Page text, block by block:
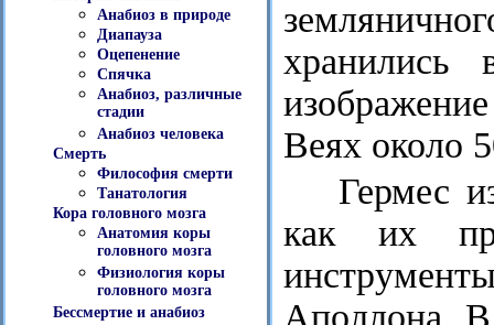
Анабиоз в природе
Диапауза
Оцепенение
Спячка
Анабиоз, различные
стадии
Анабиоз человека
Смерть
Философия смерти
Танатология
Кора головного мозга
Анатомия коры
головного мозга
Физиология коры
головного мозга
Бессмертие и анабиоз
хранились
Веях около
Гермес
как их
Аполлона. В